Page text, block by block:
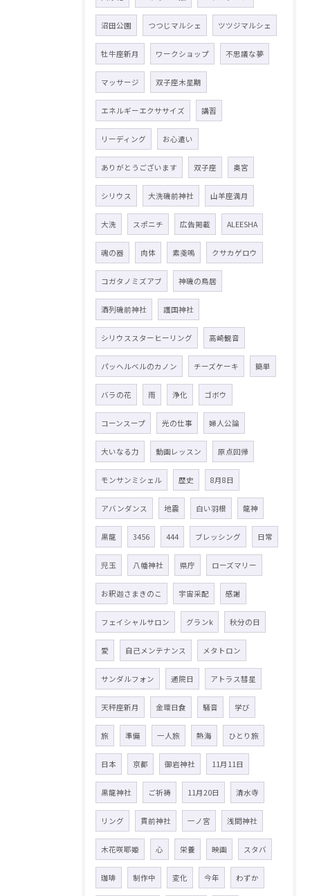
沼田公園 つつじマルシェ ツツジマルシェ
牡牛座新月 ワークショップ 不思議な夢
マッサージ 双子座木星期
エネルギーエクササイズ 講習
リーディング お心遣い
ありがとうございます 双子座 奥宮
シリウス 大洗磯前神社 山羊座満月
大洗 スポニチ 広告掲載 ALEESHA
魂の器 肉体 素戔嗚 クサカゲロウ
コガタノミズアブ 神磯の鳥居
酒列磯前神社 護国神社
シリウススターヒーリング 高崎観音
パッヘルベルのカノン チーズケーキ 簡単
バラの花 雨 浄化 ゴボウ
コーンスープ 光の仕事 婦人公論
大いなる力 動画レッスン 原点回帰
モンサンミシェル 歴史 8月8日
アバンダンス 地震 白い羽根 龍神
黒龍 3456 444 ブレッシング 日常
児玉 八幡神社 県庁 ローズマリー
お釈迦さまきのこ 宇宙采配 感謝
フェイシャルサロン グランk 秋分の日
愛 自己メンテナンス メタトロン
サンダルフォン 通院日 アトラス彗星
天秤座新月 金環日食 騒音 学び
旅 準備 一人旅 熱海 ひとり旅
日本 京都 御岩神社 11月11日
黒龍神社 ご祈祷 11月20日 清水寺
リング 貫前神社 一ノ宮 浅間神社
木花咲耶姫 心 栄養 映画 スタバ
珈琲 制作中 変化 今年 わずか